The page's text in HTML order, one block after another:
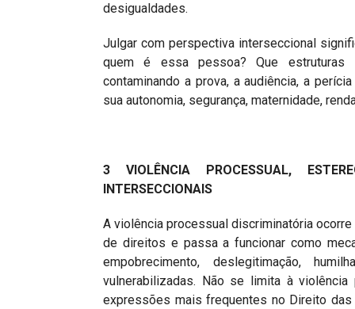
desigualdades.
Julgar com perspectiva interseccional
quem é essa pessoa? Que estruturas
contaminando a prova, a audiência, a
sua autonomia, segurança, maternidade,
3 VIOLÊNCIA PROCESSUAL,
INTERSECCIONAIS
A violência processual discriminatória
de direitos e passa a funcionar como
empobrecimento, deslegitimação,
vulnerabilizadas. Não se limita à
expressões mais frequentes no Direito